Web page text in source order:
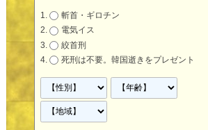
斬首・ギロチン
電気イス
絞首刑
死刑は不要。韓国逝きをプレゼント